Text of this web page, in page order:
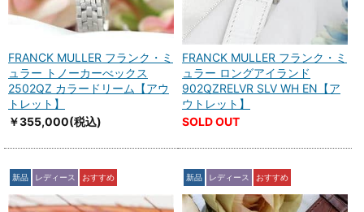
FRANCK MULLER フランク・ミ
ュラー トノーカーべックス
2502QZ カラードリーム【アウ
トレット】
￥355,000(税込)
FRANCK MULLER フランク・ミ
ュラー ロングアイランド
902QZRELVR SLV WH EN【ア
ウトレット】
SOLD OUT
新品 レディース おすすめ 新品 レディース おすすめ